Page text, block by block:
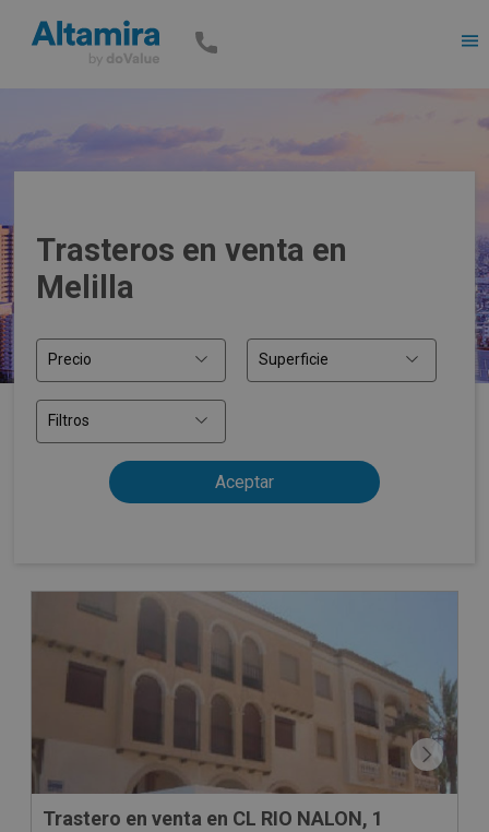
Trasteros en venta en
Melilla
Precio Superficie
Filtros
Trastero en venta en CL RIO NALON, 1